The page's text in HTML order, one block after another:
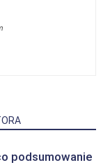
podsumowanie